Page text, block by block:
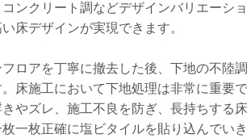
ンクリート調などデザインバリエーシ
床デザインが実現できます。
ロアを丁寧に撤去した後、下地の不陸
床施工において下地処理は非常に重要で
やズレ、施工不良を防ぎ、長持ちする
一枚正確に塩ビタイルを貼り込んでいき